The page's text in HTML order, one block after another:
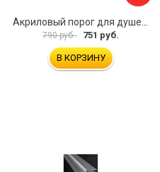
790 руб. 751 руб.
В КОРЗИНУ